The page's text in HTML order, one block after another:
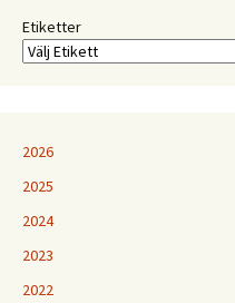
kunskapspraktiker
Etiketter
2026
2025
2024
2023
2022